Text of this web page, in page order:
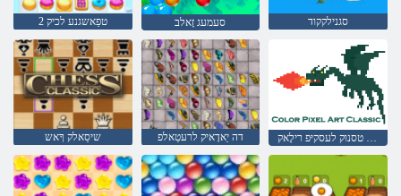
2 טפַאשגנע לכיק סעמעג זָאלב סגנילקקוד
שיסַאלק ךָאש דה יַאדָאיק לרעטַאלפ קיסַאלק טסנוק לעסקיּפ רילָאק